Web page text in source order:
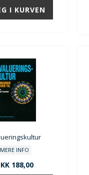
MERE INFO
188,00